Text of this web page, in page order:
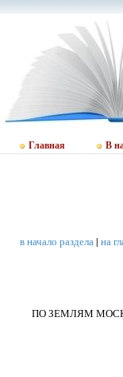
Главная В
в начало раздела| на
ПО ЗЕМЛЯМ